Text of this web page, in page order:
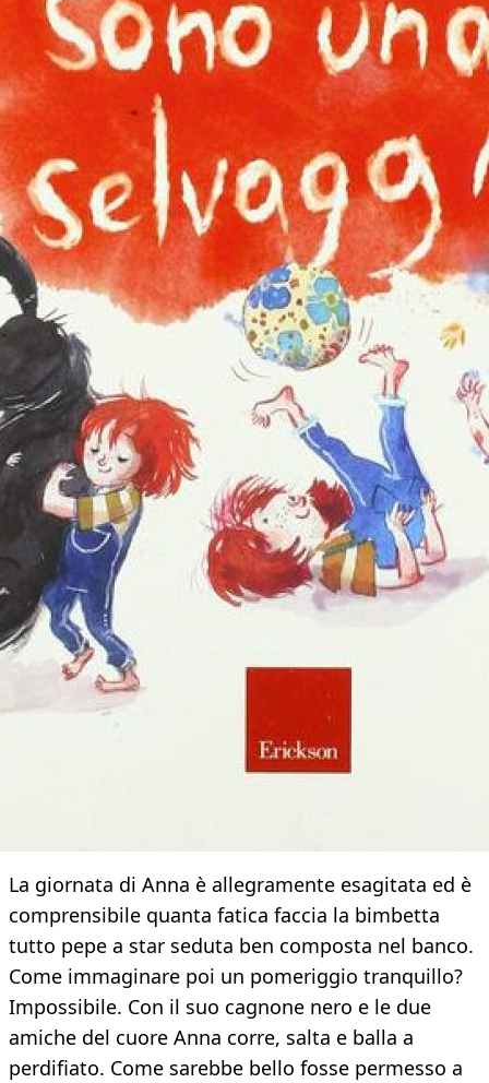
La giornata di Anna è allegramente esagitata ed è
comprensibile quanta fatica faccia la bimbetta
tutto pepe a star seduta ben composta nel banco.
Come immaginare poi un pomeriggio tranquillo?
Impossibile. Con il suo cagnone nero e le due
amiche del cuore Anna corre, salta e balla a
perdifiato. Come sarebbe bello fosse permesso a